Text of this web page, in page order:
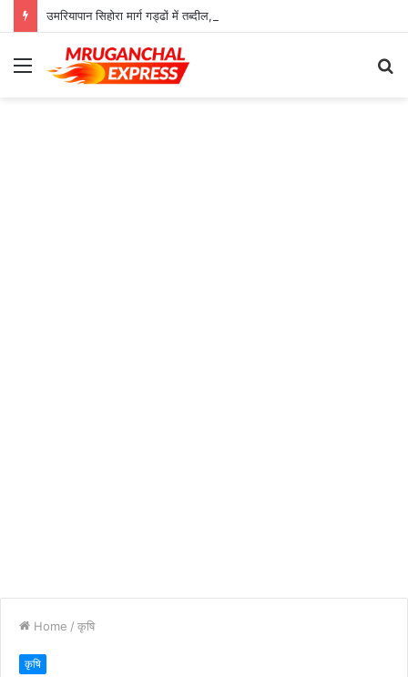
उमरियापान सिहोरा मार्ग गड्ढों में तब्दील, जिम्मेदार बेखबर
Menu
Home / कृषि
कृषि